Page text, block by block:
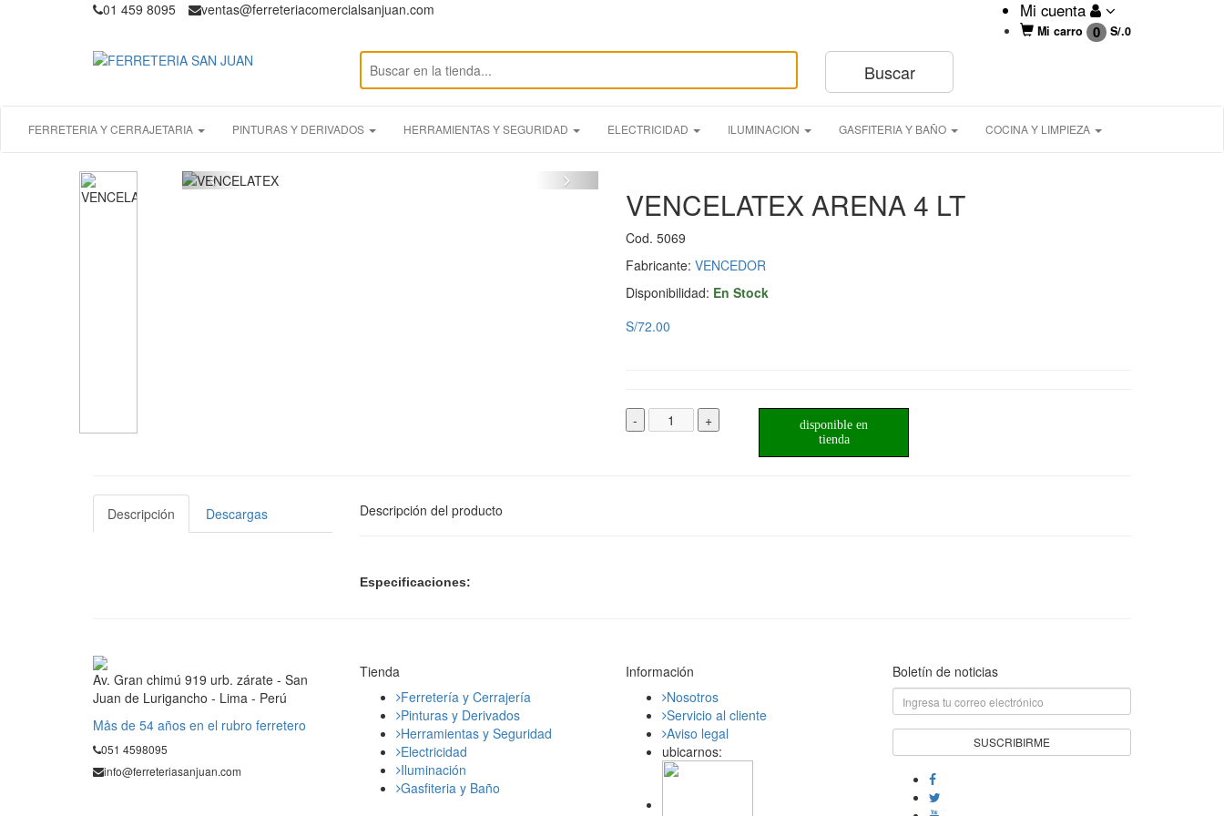
01 459 8095 ventas@ferreteriacomercialsanjuan.com Mi cuenta
Mi carro 0 S/.0
FERRETERIA Y CERRAJETARIA PINTURAS Y DERIVADOS HERRAMIENTAS Y SEGURIDAD ELECTRICIDAD ILUMINACION GASFITERIA Y BAÑO COCINA Y LIMPIEZA
VENCELATEX ARENA 4 LT
Cod. 5069
Fabricante: VENCEDOR
Disponibilidad: En Stock
S/72.00
- +
disponible en
tienda
Descripción Descargas Descripción del producto
Especificaciones:
Av. Gran chimú 919 urb. zárate - San
Juan de Lurigancho - Lima - Perú
Mås de 54 años en el rubro ferretero
051 4598095
info@ferreteriasanjuan.com
Tienda
Ferretería y Cerrajería
Pinturas y Derivados
Herramientas y Seguridad
Electricidad
Iluminación
Gasfiteria y Baño
Información
Nosotros
Servicio al cliente
Aviso legal
ubicarnos:
Boletín de noticias